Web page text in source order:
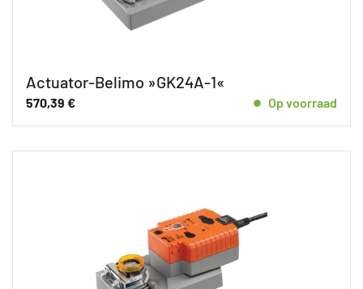
Actuator-Belimo »GK24A-1«
570,39 € Op voorraad